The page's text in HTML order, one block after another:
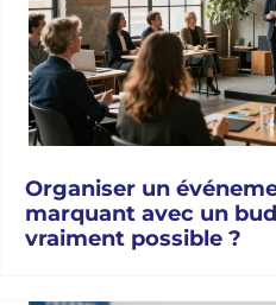
Organiser un
marquant avec un
vraiment possible ?